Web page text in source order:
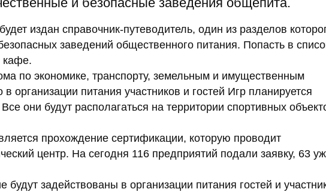
издан справочник-путеводитель, один из разделов
заведений общественного питания. Попасть в
кафе.
по экономике, транспорту, земельным и имущественным
организации питания участников и гостей Игр планируется
они будут располагаться на территории спортивных
прохождение сертификации, которую проводит
центр. На сегодня 116 предприятий подали заявку, 63
задействованы в организации питания гостей и